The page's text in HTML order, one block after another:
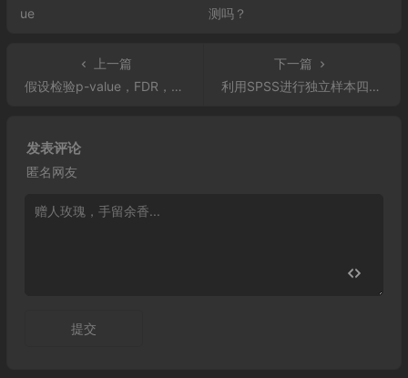
ue
测吗？
上一篇
假设检验p-value，FDR，q-value
下一篇
利用SPSS进行独立样本四格表卡方检验:详细操作过程
发表评论
匿名网友
提交